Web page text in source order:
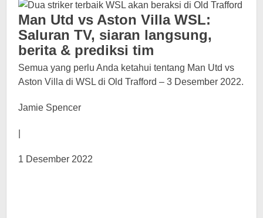
Man Utd vs Aston Villa WSL:
Saluran TV, siaran langsung,
berita & prediksi tim
Semua yang perlu Anda ketahui tentang Man Utd vs
Aston Villa di WSL di Old Trafford – 3 Desember 2022.
Jamie Spencer
1 Desember 2022